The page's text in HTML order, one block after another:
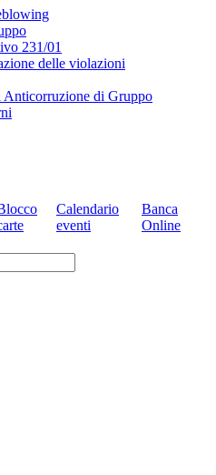
231/01
delle violazioni
Anticorruzione di Gruppo
Calendario
eventi
Banca
Online